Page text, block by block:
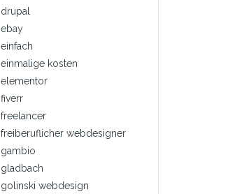
drupal
ebay
einfach
einmalige kosten
elementor
fiverr
freelancer
freiberuflicher webdesigner
gambio
gladbach
golinski webdesign